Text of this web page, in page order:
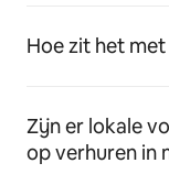
Hoe zit het
Zijn er lokale
op verhuren in